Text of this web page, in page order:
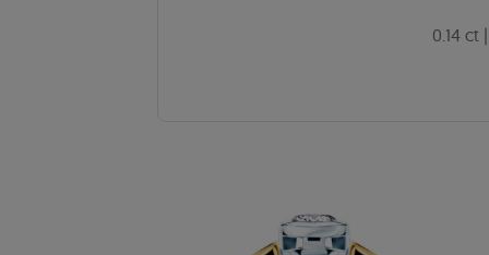
0.14 ct